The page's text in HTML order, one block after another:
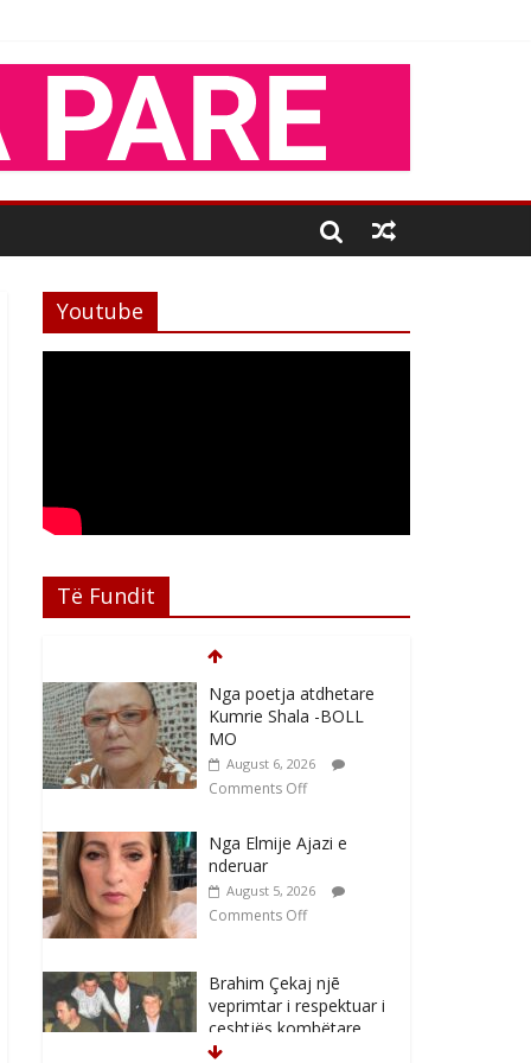
Youtube
Të Fundit
Nga poetja atdhetare
Kumrie Shala -BOLL
MO
August 6, 2026
Comments Off
Nga Elmije Ajazi e
nderuar
August 5, 2026
Comments Off
Brahim Çekaj njē
veprimtar i respektuar i
çeshtjës kombëtare